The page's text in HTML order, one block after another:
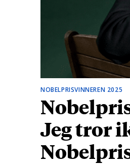
NOBELPRISVINNEREN 2025
Jeg tror